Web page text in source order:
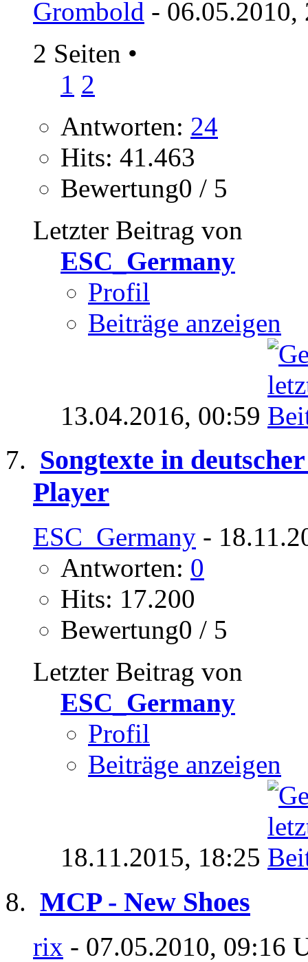
Grombold - 06.05.2010,
2 Seiten •
1 2
Antworten: 24
Hits: 41.463
Bewertung0 / 5
Letzter Beitrag von
ESC_Germany
Profil
Beiträge anzeigen
13.04.2016, 00:59
Songtexte in
Player
ESC_Germany -
Antworten: 0
Hits: 17.200
Bewertung0 / 5
Letzter Beitrag von
ESC_Germany
Profil
Beiträge anzeigen
18.11.2015, 18:25
MCP - New Shoes
rix - 07.05.2010, 09:16